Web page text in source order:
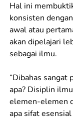
Hal ini
konsisten
awal atau
akan dipelajari
sebagai ilmu.
“Dibahas
apa? Disiplin
elemen-elemen
apa sifat